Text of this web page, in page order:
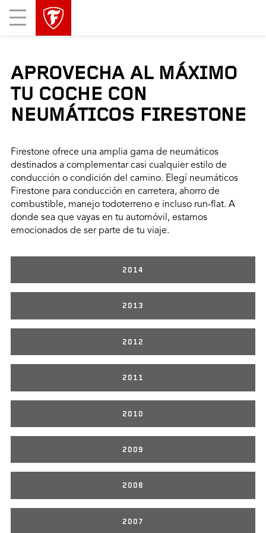
Mobile
Menu
APROVECHA AL MÁXIMO
TU COCHE CON
NEUMÁTICOS FIRESTONE
Firestone ofrece una amplia gama de neumáticos
destinados a complementar casi cualquier estilo de
conducción o condición del camino. Elegí neumáticos
Firestone para conducción en carretera, ahorro de
combustible, manejo todoterreno e incluso run-flat. A
donde sea que vayas en tu automóvil, estamos
emocionados de ser parte de tu viaje.
2014
2013
2012
2011
2010
2009
2008
2007